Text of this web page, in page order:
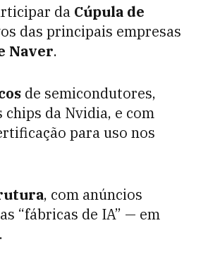
da Cúpula de
das principais empresas
Naver.
de semicondutores,
da Nvidia, e com
para uso nos
, com anúncios
“fábricas de IA” — em